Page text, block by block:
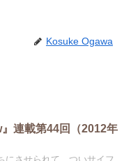
Kosuke Ogawa
連載第44回（2012年